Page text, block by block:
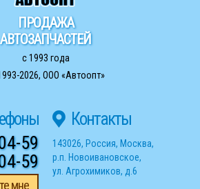
ПРОДАЖА
АВТОЗАПЧАСТЕЙ
с 1993 года
2026, ООО «Автоопт»
59
59
мне
Контакты
143026, Россия, Москва,
р.п. Новоивановское,
ул. Агрохимиков, д.6